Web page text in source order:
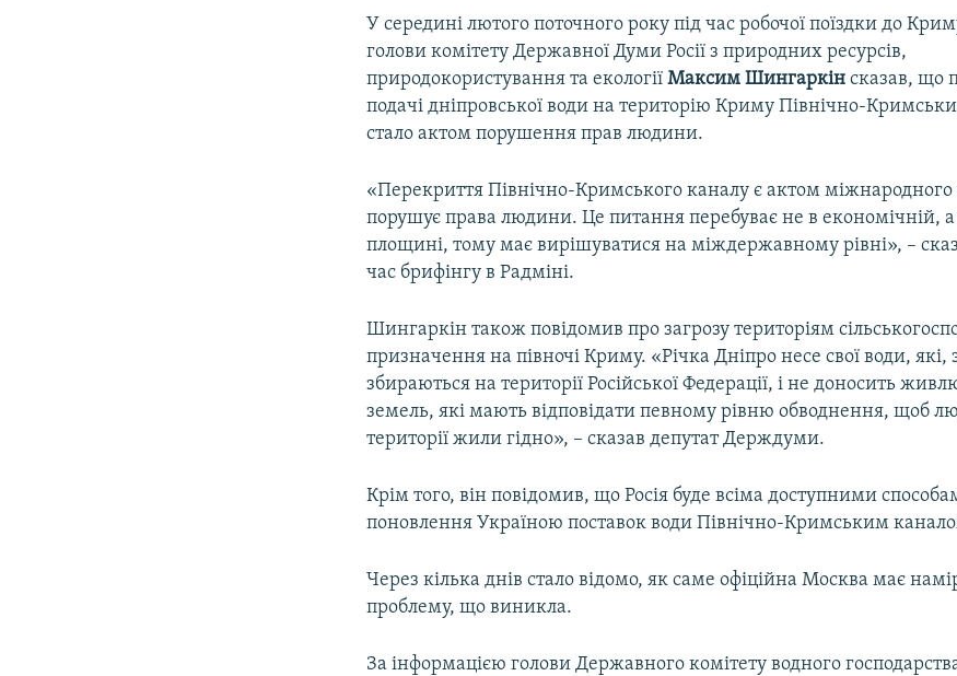
У середині лютого поточного року під час робочої поїздки до
голови комітету Державної Думи Росії з природних ресурсів,
природокористування та екологіїМаксим Шингаркін сказав, що
подачі дніпровської води на територію Криму Північно-
стало актом порушення прав людини.
«Перекриття Північно-Кримського каналу є актом
порушує права людини. Це питання перебуває не в економічній, а
площині, тому має вирішуватися на міждержавному рівні», –
час брифінгу в Радміні.
Шингаркін також повідомив про загрозу територіям
призначення на півночі Криму. «Річка Дніпро несе свої води, які,
збираються на території Російської Федерації, і не доносить
земель, які мають відповідати певному рівню обводнення, щоб
території жили гідно», – сказав депутат Держдуми.
Крім того, він повідомив, що Росія буде всіма доступними
поновлення Україною поставок води Північно-Кримським
Через кілька днів стало відомо, як саме офіційна Москва має
проблему, що виникла.
За інформацією голови Державного комітету водного господарства